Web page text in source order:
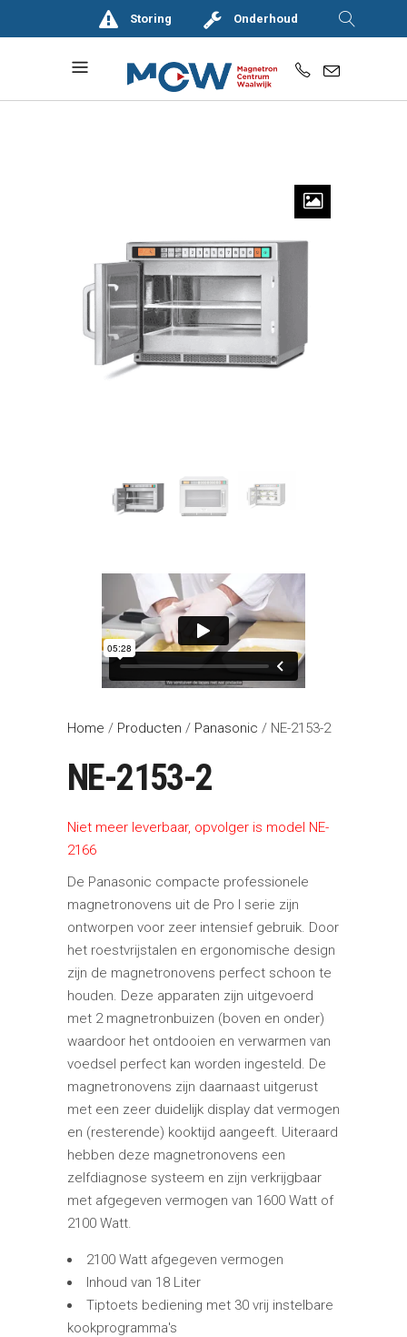
Storing Onderhoud
Home / Producten / Panasonic / NE-2153-2
NE-2153-2
Niet meer leverbaar, opvolger is model NE-
2166
De Panasonic compacte professionele
magnetronovens uit de Pro I serie zijn
ontworpen voor zeer intensief gebruik. Door
het roestvrijstalen en ergonomische design
zijn de magnetronovens perfect schoon te
houden. Deze apparaten zijn uitgevoerd
met 2 magnetronbuizen (boven en onder)
waardoor het ontdooien en verwarmen van
voedsel perfect kan worden ingesteld. De
magnetronovens zijn daarnaast uitgerust
met een zeer duidelijk display dat vermogen
en (resterende) kooktijd aangeeft. Uiteraard
hebben deze magnetronovens een
zelfdiagnose systeem en zijn verkrijgbaar
met afgegeven vermogen van 1600 Watt of
2100 Watt.
2100 Watt afgegeven vermogen
Inhoud van 18 Liter
Tiptoets bediening met 30 vrij instelbare
kookprogramma's